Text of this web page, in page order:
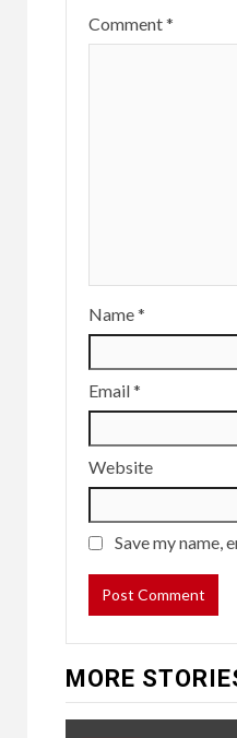
Comment*
Name*
Email*
Website
Save my name,
MORE